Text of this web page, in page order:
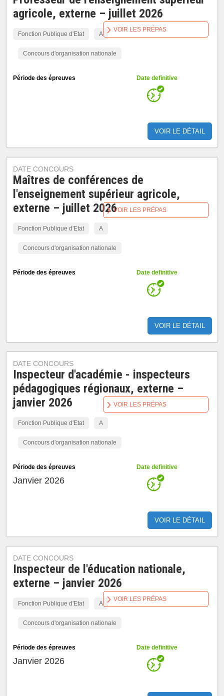
agricole, externe – juillet 2026
Fonction Publique d'Etat A
Concours d'organisation nationale
Période des épreuves Date definitive
VOIR LE DÉTAIL
VOIR LES PRÉPAS
DATE CONCOURS
Maîtres de conférences de
l'enseignement supérieur agricole,
externe – juillet 2026
Fonction Publique d'Etat A
Concours d'organisation nationale
Période des épreuves Date definitive
VOIR LE DÉTAIL
VOIR LES PRÉPAS
DATE CONCOURS
Inspecteur d'académie - inspecteurs
pédagogiques régionaux, externe –
janvier 2026
Fonction Publique d'Etat A
Concours d'organisation nationale
Période des épreuves
Janvier 2026
Date definitive
VOIR LE DÉTAIL
VOIR LES PRÉPAS
DATE CONCOURS
Inspecteur de l'éducation nationale,
externe – janvier 2026
Fonction Publique d'Etat A
Concours d'organisation nationale
Période des épreuves
Janvier 2026
Date definitive
VOIR LES PRÉPAS